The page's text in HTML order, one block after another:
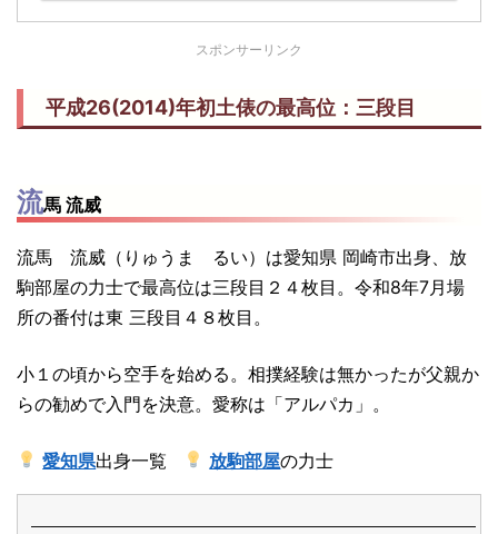
スポンサーリンク
平成26(2014)年初土俵の最高位：三段目
流馬 流威
流馬 流威（りゅうま るい）は愛知県 岡崎市出身、放
駒部屋の力士で最高位は三段目２４枚目。令和8年7月場
所の番付は東 三段目４８枚目。
小１の頃から空手を始める。相撲経験は無かったが父親か
らの勧めで入門を決意。愛称は「アルパカ」。
愛知県出身一覧 放駒部屋の力士